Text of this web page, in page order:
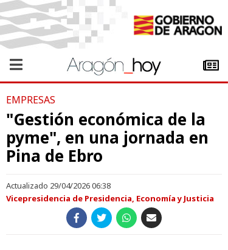
EMPRESAS
"Gestión económica de la
pyme", en una jornada en
Pina de Ebro
Actualizado 29/04/2026 06:38
Vicepresidencia de Presidencia, Economía y Justicia